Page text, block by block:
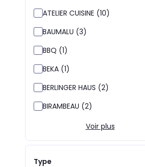
ATELIER CUISINE (10)
BAUMALU (3)
BBQ (1)
BEKA (1)
BERLINGER HAUS (2)
BIRAMBEAU (2)
Voir plus
Type